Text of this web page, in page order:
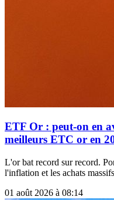
ETF Or : peut-on en
meilleurs ETC or en
L'or bat record sur record.
l'inflation et les achats massifs
01 août 2026 à 08:14